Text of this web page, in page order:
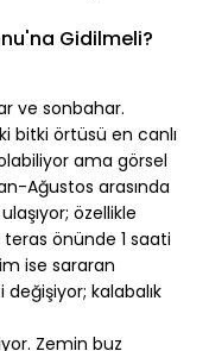
Gidilmeli?
ve sonbahar.
bitki örtüsü en canlı
ama görsel
Ağustos arasında
özellikle
önünde 1 saati
ise sararan
kalabalık
Zemin buz